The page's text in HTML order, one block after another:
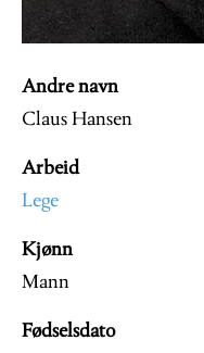
Andre navn
Claus Hansen
Arbeid
Lege
Kjønn
Mann
Fødselsdato